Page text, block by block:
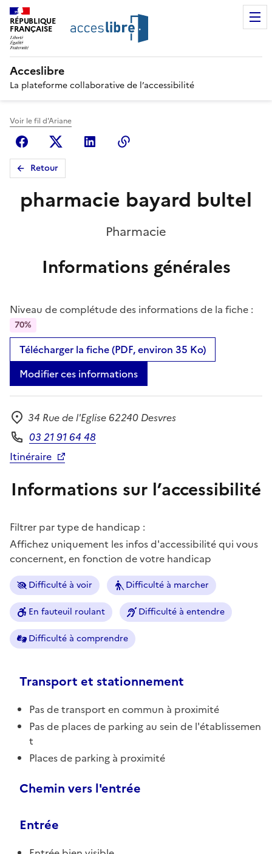
RÉPUBLIQUE
FRANÇAISE
Acceslibre
La plateforme collaborative de l’accessibilité
Voir le fil d'Ariane
FacebookX (anciennement Twitter)
Linkedin
Retour
pharmacie bayard bultel
Pharmacie
Informations générales
Niveau de complétude des informations de la fiche :
70%
Télécharger la fiche (PDF, environ 35 Ko)
Modifier ces informations
Adresse
34 Rue de l'Eglise 62240 Desvres
Téléphone
03 21 91 64 48
Itinéraire
Informations sur l’accessibilité
Filtrer par type de handicap :
Affichez uniquement les infos d'accessibilité qui vous
concernent, en fonction de votre handicap
Difficulté à voir Difficulté à marcher
En fauteuil roulant Difficulté à entendre
Difficulté à comprendre
Transport et stationnement
Pas de transport en commun à proximité
Pas de places de parking au sein de l'établissemen
t
Places de parking à proximité
Chemin vers l'entrée
Entrée